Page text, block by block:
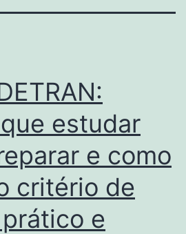
estudar
e como
critério de
e